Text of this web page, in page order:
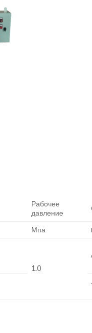
Рабочее
давление
Мпа
1.0